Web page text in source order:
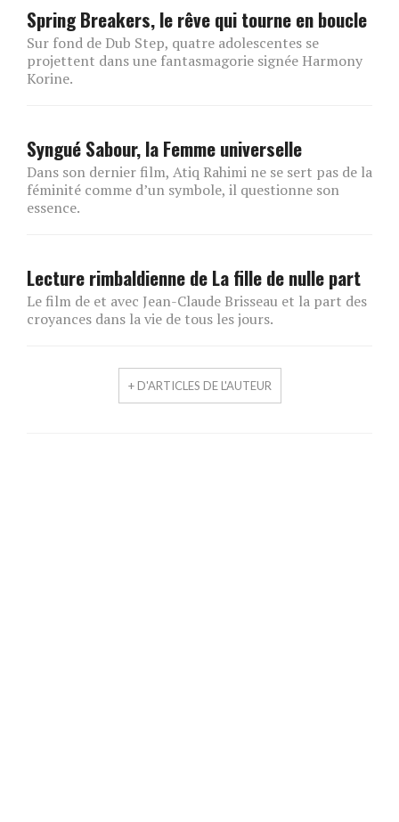
Spring Breakers, le rêve qui tourne en boucle
Sur fond de Dub Step, quatre adolescentes se
projettent dans une fantasmagorie signée Harmony
Korine.
Syngué Sabour, la Femme universelle
Dans son dernier film, Atiq Rahimi ne se sert pas de la
féminité comme d’un symbole, il questionne son
essence.
Lecture rimbaldienne de La fille de nulle part
Le film de et avec Jean-Claude Brisseau et la part des
croyances dans la vie de tous les jours.
+ D'ARTICLES DE L'AUTEUR